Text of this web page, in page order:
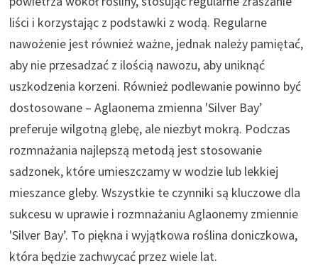
liści i korzystając z podstawki z wodą. Regularne
nawożenie jest również ważne, jednak należy pamiętać,
aby nie przesadzać z ilością nawozu, aby uniknąć
uszkodzenia korzeni. Również podlewanie powinno być
dostosowane – Aglaonema zmienna 'Silver Bay’
preferuje wilgotną glebę, ale niezbyt mokrą. Podczas
rozmnażania najlepszą metodą jest stosowanie
sadzonek, które umieszczamy w wodzie lub lekkiej
mieszance gleby. Wszystkie te czynniki są kluczowe dla
sukcesu w uprawie i rozmnażaniu Aglaonemy zmiennie
'Silver Bay’. To piękna i wyjątkowa roślina doniczkowa,
która będzie zachwycać przez wiele lat.